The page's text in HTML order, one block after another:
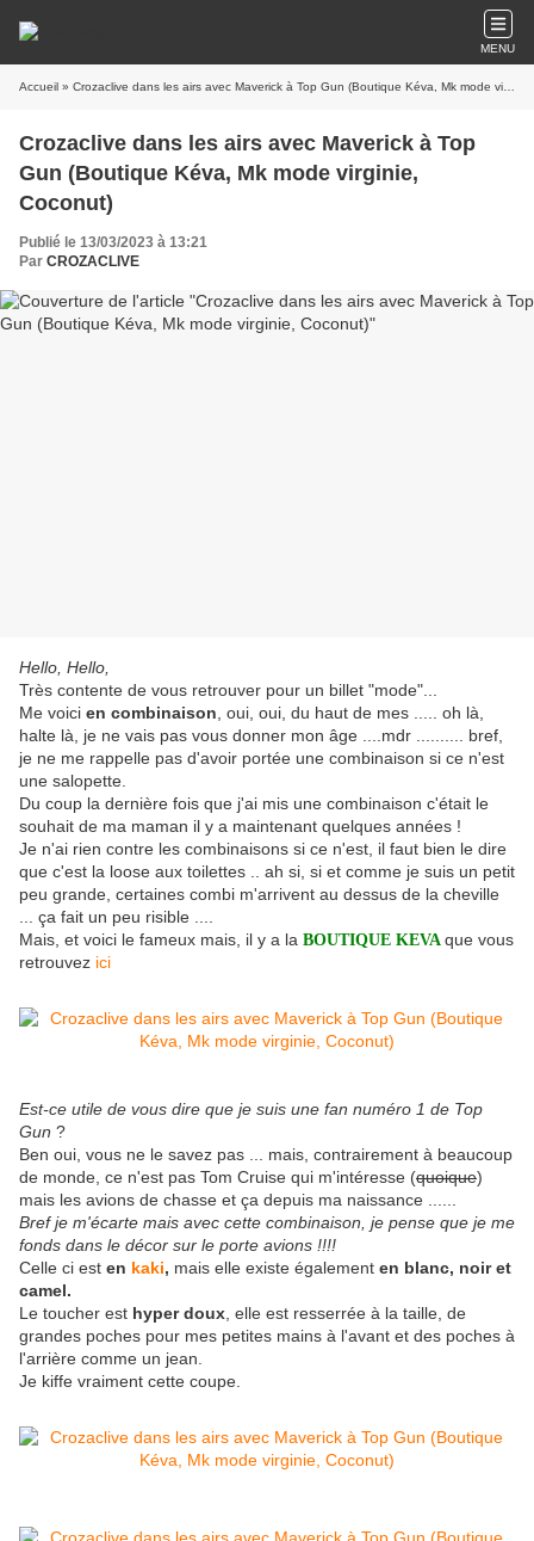
MENU
Accueil » Crozaclive dans les airs avec Maverick à Top Gun (Boutique Kéva, Mk mode virginie, Coconut)
Crozaclive dans les airs avec Maverick à Top
Gun (Boutique Kéva, Mk mode virginie,
Coconut)
Publié le 13/03/2023 à 13:21
Par CROZACLIVE
Hello, Hello,
Très contente de vous retrouver pour un billet "mode"...
Me voici en combinaison , oui, oui, du haut de mes ..... oh là,
halte là, je ne vais pas vous donner mon âge ....mdr .......... bref,
je ne me rappelle pas d'avoir portée une combinaison si ce n'est
une salopette.
Du coup la dernière fois que j'ai mis une combinaison c'était le
souhait de ma maman il y a maintenant quelques années !
Je n'ai rien contre les combinaisons si ce n'est, il faut bien le dire
que c'est la loose aux toilettes .. ah si, si et comme je suis un petit
peu grande, certaines combi m'arrivent au dessus de la cheville
... ça fait un peu risible ....
Mais, et voici le fameux mais, il y a la BOUTIQUE KEVA que vous
retrouvez ici
Est-ce utile de vous dire que je suis une fan numéro 1 de Top
Gun ?
Ben oui, vous ne le savez pas ... mais, contrairement à beaucoup
de monde, ce n'est pas Tom Cruise qui m'intéresse (quoique)
mais les avions de chasse et ça depuis ma naissance ......
Bref je m'écarte mais avec cette combinaison, je pense que je me
fonds dans le décor sur le porte avions !!!!
Celle ci est en kaki, mais elle existe également en blanc, noir et
camel.
Le toucher est hyper doux , elle est resserrée à la taille, de
grandes poches pour mes petites mains à l'avant et des poches à
l'arrière comme un jean.
Je kiffe vraiment cette coupe.